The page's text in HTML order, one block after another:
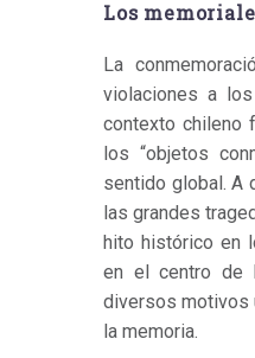
Los
La
violaciones a
contexto chileno
los “objetos
sentido global. A
las grandes
hito histórico en
en el centro de
diversos motivos
la memoria.